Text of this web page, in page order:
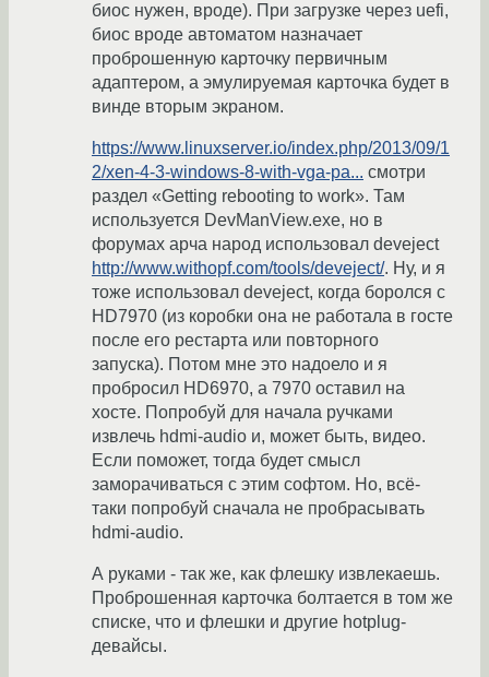
биос нужен, вроде). При загрузке через uefi,
биос вроде автоматом назначает
проброшенную карточку первичным
адаптером, а эмулируемая карточка будет в
винде вторым экраном.
https://www.linuxserver.io/index.php/2013/09/1
2/xen-4-3-windows-8-with-vga-pa... смотри
раздел «Getting rebooting to work». Там
используется DevManView.exe, но в
форумах арча народ использовал deveject
http://www.withopf.com/tools/deveject/. Ну, и я
тоже использовал deveject, когда боролся с
HD7970 (из коробки она не работала в госте
после его рестарта или повторного
запуска). Потом мне это надоело и я
пробросил HD6970, а 7970 оставил на
хосте. Попробуй для начала ручками
извлечь hdmi-audio и, может быть, видео.
Если поможет, тогда будет смысл
заморачиваться с этим софтом. Но, всё-
таки попробуй сначала не пробрасывать
hdmi-audio.
А руками - так же, как флешку извлекаешь.
Проброшенная карточка болтается в том же
списке, что и флешки и другие hotplug-
девайсы.